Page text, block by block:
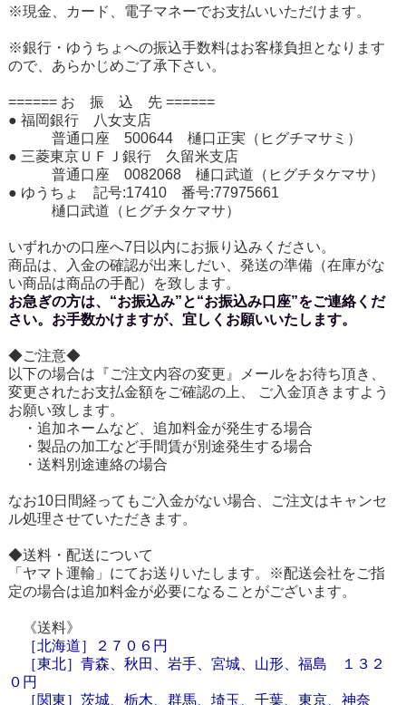
※現金、カード、電子マネーでお支払いいただけます。
※銀行・ゆうちょへの振込手数料はお客様負担となります
ので、あらかじめご了承下さい。
====== お 振 込 先 ======
● 福岡銀行 八女支店
普通口座 500644 樋口正実（ヒグチマサミ）
● 三菱東京ＵＦＪ銀行 久留米支店
普通口座 0082068 樋口武道（ヒグチタケマサ）
● ゆうちょ 記号:17410 番号:77975661
樋口武道（ヒグチタケマサ）
いずれかの口座へ7日以内にお振り込みください。
商品は、入金の確認が出来しだい、発送の準備（在庫がな
い商品は商品の手配）を致します。
お急ぎの方は、“お振込み”と“お振込み口座”をご連絡くだ
さい。お手数かけますが、宜しくお願いいたします。
◆ご注意◆
以下の場合は『ご注文内容の変更』メールをお待ち頂き、
変更されたお支払金額をご確認の上、 ご入金頂きますよう
お願い致します。
・追加ネームなど、追加料金が発生する場合
・製品の加工など手間賃が別途発生する場合
・送料別途連絡の場合
なお10日間経ってもご入金がない場合、ご注文はキャンセ
ル処理させていただきます。
◆送料・配送について
「ヤマト運輸」にてお送りいたします。※配送会社をご指
定の場合は追加料金が必要になることがございます。
《送料》
［北海道］
２７０６円
［東北］青森、秋田、岩手、宮城、山形、福島 １３２
０円
［関東］茨城、栃木、群馬、埼玉、千葉、東京、神奈